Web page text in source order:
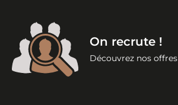
On recrute !
Découvrez nos offres